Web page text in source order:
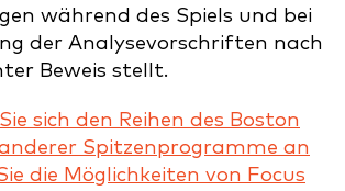
während des Spiels und bei
der Analysevorschriften nach
Beweis stellt.
sich den Reihen des Boston
Spitzenprogramme an
die Möglichkeiten von Focus